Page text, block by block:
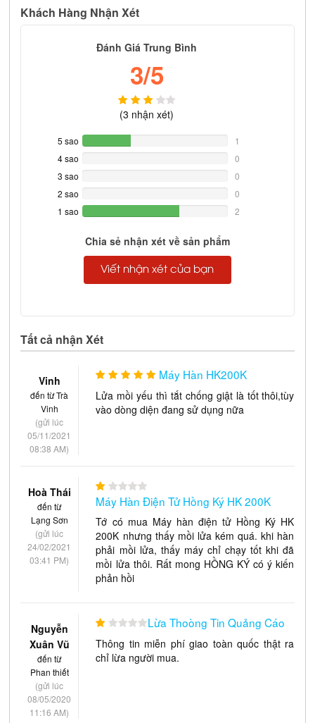
Khách Hàng Nhận Xét
Đánh Giá Trung Bình
3/5
(3 nhận xét)
5 sao
Complete
1
4 sao
Complete
0
3 sao
Complete
0
2 sao
Complete
0
1 sao
2
Chia sẻ nhận xét về sản phẩm
Viết nhận xét của bạn
Tất cả nhận Xét
Vinh
đến từ Trà
Vinh
(gửi lúc
05/11/2021
08:38 AM)
Máy Hàn HK200K
Lửa mồi yếu thì tắt chống giật là tốt thôi,tùy
vào dòng diện đang sử dụng nữa
Hoà Thái
đến từ
Lạng Sơn
(gửi lúc
24/02/2021
03:41 PM)
Máy Hàn Điện Tử Hồng Ký HK 200K
Tớ có mua Máy hàn điện tử Hồng Ký HK
200K nhưng thấy mồi lửa kém quá. khi hàn
phải mồi lửa, thấy máy chỉ chạy tốt khi đã
mồi lửa thôi. Rất mong HỒNG KÝ có ý kiến
phản hồi
Nguyễn
Xuân Vũ
đến từ
Phan thiết
(gửi lúc
08/05/2020
11:16 AM)
Lừa Thoòng Tin Quảng Cáo
Thông tin miễn phí giao toàn quốc thật ra
chỉ lừa người mua.